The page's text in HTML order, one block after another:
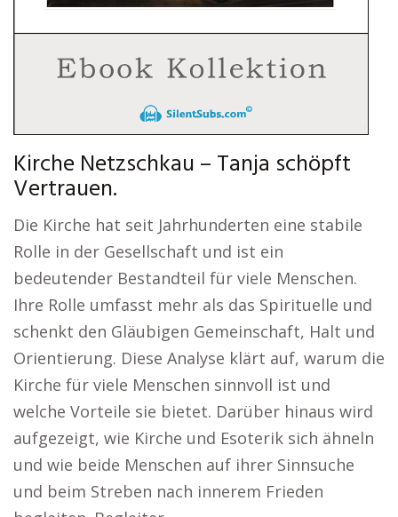
Kirche Netzschkau – Tanja schöpft
Vertrauen.
Die Kirche hat seit Jahrhunderten eine stabile
Rolle in der Gesellschaft und ist ein
bedeutender Bestandteil für viele Menschen.
Ihre Rolle umfasst mehr als das Spirituelle und
schenkt den Gläubigen Gemeinschaft, Halt und
Orientierung. Diese Analyse klärt auf, warum die
Kirche für viele Menschen sinnvoll ist und
welche Vorteile sie bietet. Darüber hinaus wird
aufgezeigt, wie Kirche und Esoterik sich ähneln
und wie beide Menschen auf ihrer Sinnsuche
und beim Streben nach innerem Frieden